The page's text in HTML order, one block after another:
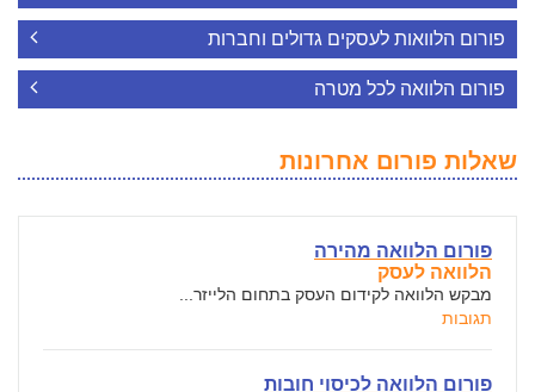
פורום הלוואות לעסקים גדולים וחברות
פורום הלוואה לכל מטרה
שאלות פורום אחרונות
פורום הלוואה מהירה
הלוואה לעסק
מבקש הלוואה לקידום העסק בתחום הלייזר...
תגובות
פורום הלוואה לכיסוי חובות